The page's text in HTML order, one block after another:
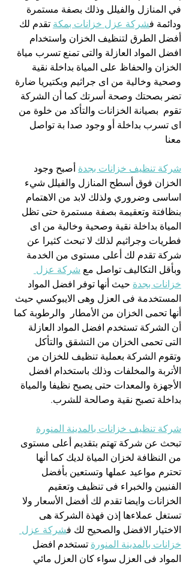
في المنازل والفيلل وذلك بصفة مستمرة
ودائمة فشركة عزل خزانات بمكة تقدم لك
أفضل الطرق لتنظيف الخزان واستخدام
افضل المواد العازلة والتى تمنع تسرب مياة
الخزان والحفاظ على المياة بداخلة نقية
وصحية وخالية من اى جراثيم وبكتيريا ضارة
تضر بصحتك وصحة أسرتك كما أن الشركة
تقوم  بصيانة الخزانات والتأكد من خلوة من
اى تسرب بداخلة أو وجود صدا بة تواصل
معنا
شركة تنظيف خزانات بجدة أصبح وجود
الخزان فوق أسطح المنازل والفيلل شيء
اساسى وضروري ولذلك لابد من الاهتمام
بنظافتة وتعقيمة بصفة مستمرة حتى تظل
المياة بداخلة نقية وصحية وخالية من اى
فطريات وجراثيم لذلك لا تبحث كثيرا عن
شركة تقدم لك أعلى مستوى من الخدمة
وبأقل التكاليف تواصل مع شركة عزل
خزانات بجدة حيث أنها توفر افضل المواد
المستخدمة فى العزل وهى الايبوكسي حيث
أنها تحمى الخزان من الأمطار  والرطوبة كما
أن الشركة تستخدم افضل المواد العازلة
التى تحمى الخزان من التشقق والتأكل
وتقوم الشركة بعملية تنظيف للخزان من
الأتربة والمخلفات وذلك باستخدام افضل
الأجهزة والمعدات حتى يصبح نظيفا والمياة
بداخلة تصبح نقية وصالحة للشرب.
شركة تنظيف خزانات بالمدينة المنورة
تبحث عن شركة تهتم بتقديم أعلى مستوى
من النظافة لخزان المياة لديك كما أنها
تحترم مواعيد عملها وتستعين بأفضل
الفنيين والخبراء فى تنظيف وتعقيم
الخزانات وايضا تقدم لك أفضل الأسعار ولا
تستغل عملاءها إذن فهذة الشركة هى
الاختيار الافضل والصحيح لك فشركة عزل
خزانات بالمدينة المنورة تستخدم افضل
المواد فى العزل سواء كان العزل مائي